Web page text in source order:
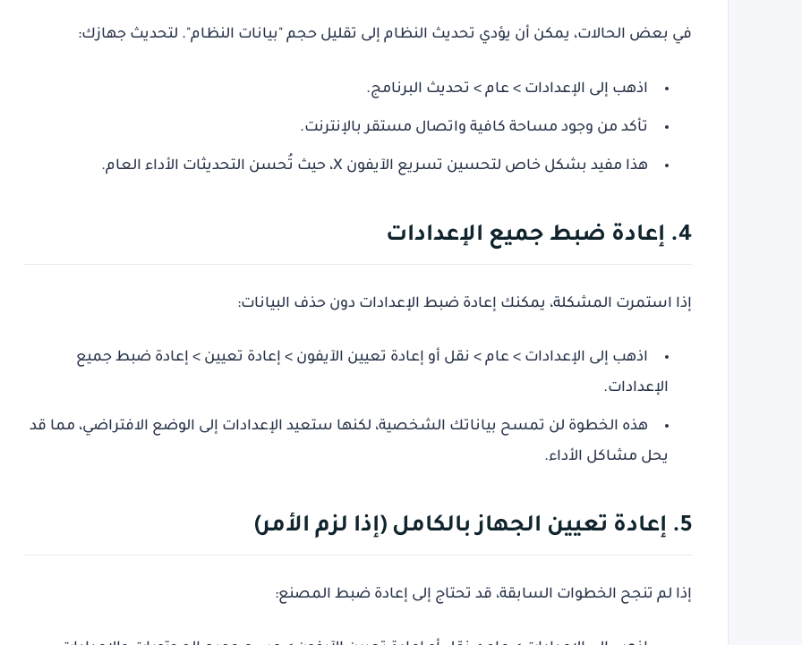
في بعض الحالات، يمكن أن يؤدي تحديث النظام إلى تقليل حجم "بيانات النظام". لتحديث جهازك:
اذهب إلى الإعدادات > عام > تحديث البرنامج.
تأكد من وجود مساحة كافية واتصال مستقر بالإنترنت.
هذا مفيد بشكل خاص لتحسين تسريع الآيفون X ، حيث تُحسن التحديثات الأداء العام.
4. إعادة ضبط جميع الإعدادات
إذا استمرت المشكلة، يمكنك إعادة ضبط الإعدادات دون حذف البيانات:
اذهب إلى الإعدادات > عام > نقل أو إعادة تعيين الآيفون > إعادة تعيين > إعادة ضبط جميع
الإعدادات.
هذه الخطوة لن تمسح بياناتك الشخصية، لكنها ستعيد الإعدادات إلى الوضع الافتراضي، مما قد
يحل مشاكل الأداء.
5. إعادة تعيين الجهاز بالكامل (إذا لزم الأمر)
إذا لم تنجح الخطوات السابقة، قد تحتاج إلى إعادة ضبط المصنع: